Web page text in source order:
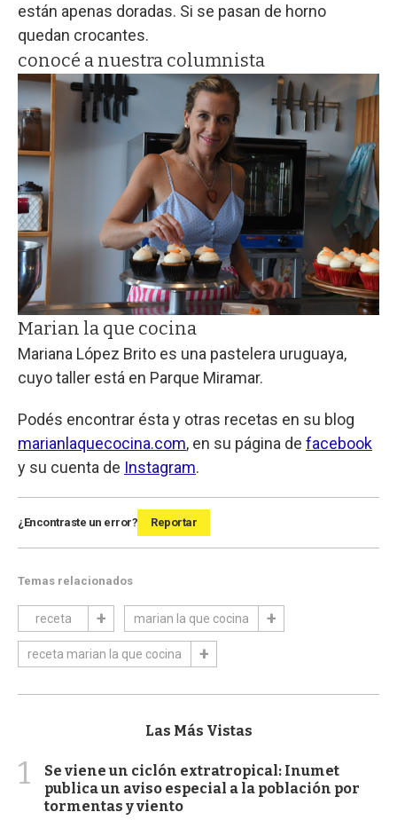
están apenas doradas. Si se pasan de horno
quedan crocantes.
conocé a nuestra columnista
Marian la que cocina
Mariana López Brito es una pastelera uruguaya,
cuyo taller está en Parque Miramar.
Podés encontrar ésta y otras recetas en su blog
marianlaquecocina.com, en su página de facebook
y su cuenta de Instagram.
¿Encontraste un error? Reportar
Temas relacionados
receta marian la que cocina
receta marian la que cocina
Las Más Vistas
1
Se viene un ciclón extratropical: Inumet
publica un aviso especial a la población por
tormentas y viento